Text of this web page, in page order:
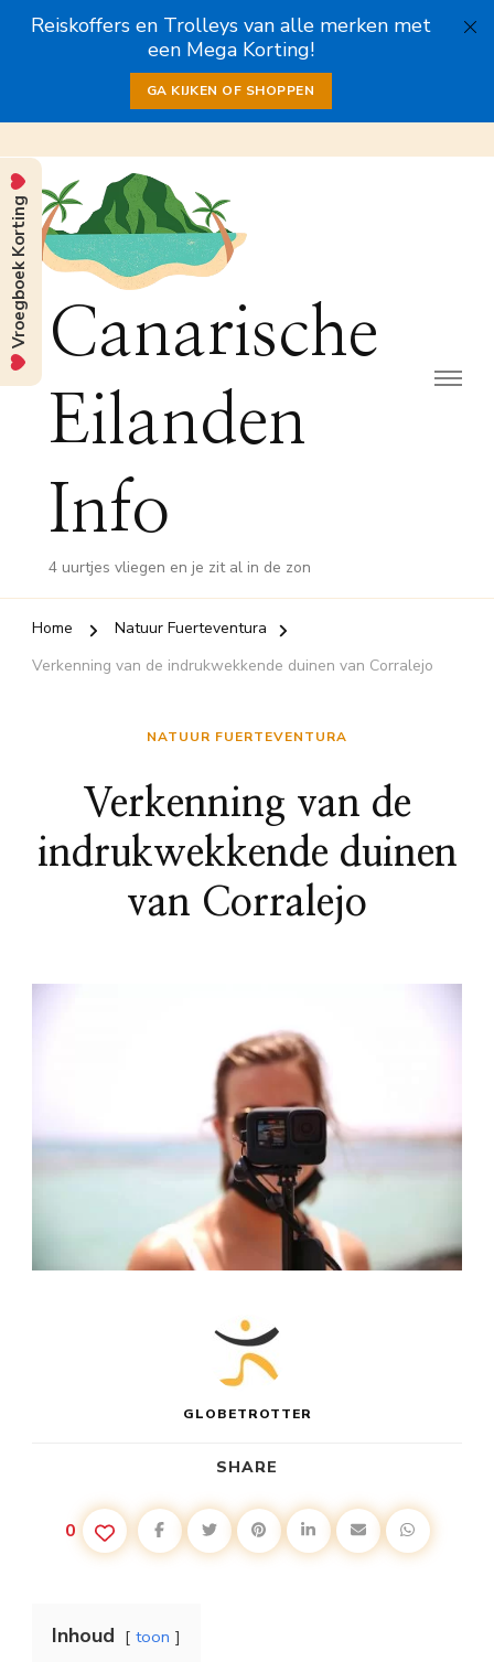
Reiskoffers en Trolleys van alle merken met
een Mega Korting!
GA KIJKEN OF SHOPPEN
Canarische
Eilanden
Info
4 uurtjes vliegen en je zit al in de zon
Home
Natuur Fuerteventura
Verkenning van de indrukwekkende duinen van Corralejo
NATUUR FUERTEVENTURA
Verkenning van de
indrukwekkende duinen
van Corralejo
GLOBETROTTER
SHARE
0
Inhoud toon
Vroegboek Korting